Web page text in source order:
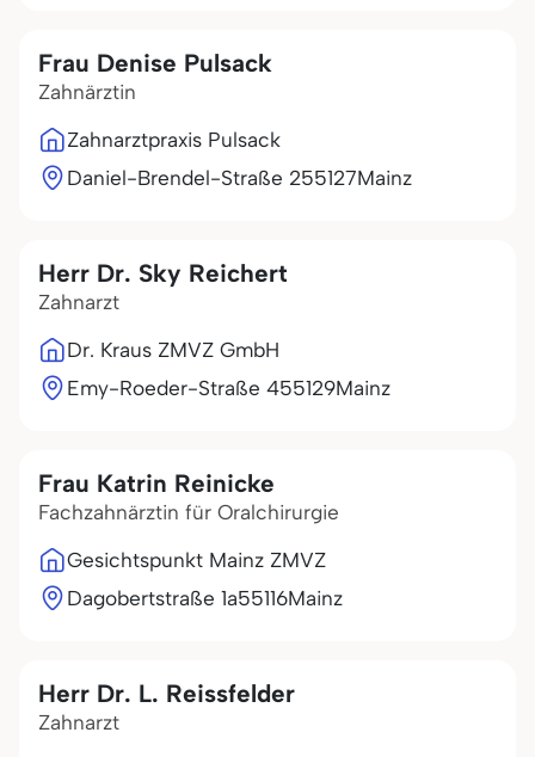
Frau Denise Pulsack
Zahnärztin
Zahnarztpraxis Pulsack
Daniel-Brendel-Straße 255127Mainz
Herr Dr. Sky Reichert
Zahnarzt
Dr. Kraus ZMVZ GmbH
Emy-Roeder-Straße 455129Mainz
Frau Katrin Reinicke
Fachzahnärztin für Oralchirurgie
Gesichtspunkt Mainz ZMVZ
Dagobertstraße 1a55116Mainz
Herr Dr. L. Reissfelder
Zahnarzt